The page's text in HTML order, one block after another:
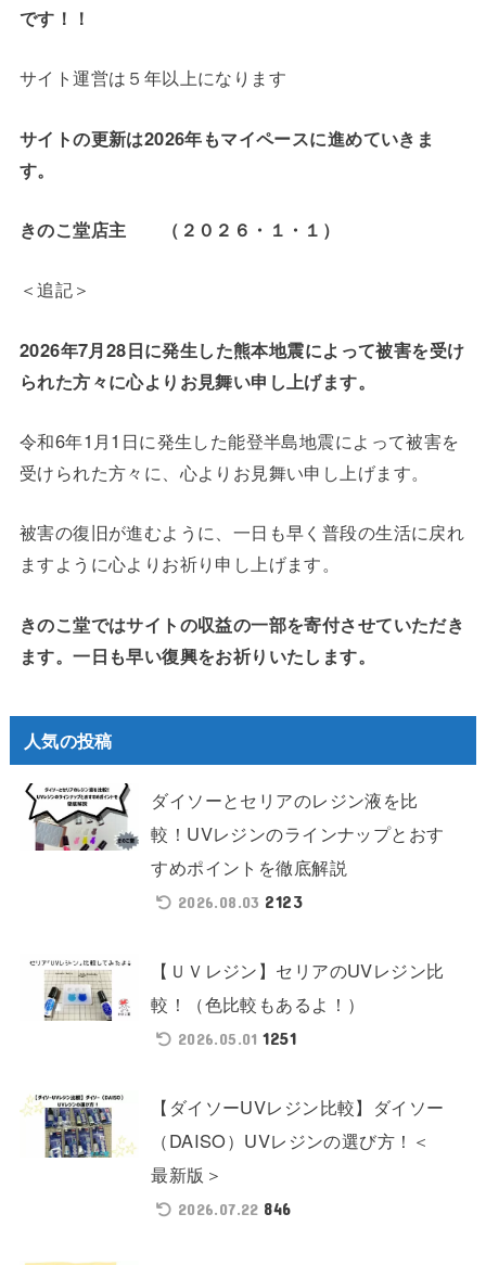
です！！
サイト運営は５年以上になります
サイトの更新は2026年もマイペースに進めていきま
す。
きのこ堂店主 （２０２６・１・１）
＜追記＞
2026年7月28日に発生した熊本地震によって被害を受け
られた方々に心よりお見舞い申し上げます。
令和6年1月1日に発生した能登半島地震によって被害を
受けられた方々に、心よりお見舞い申し上げます。
被害の復旧が進むように、一日も早く普段の生活に戻れ
ますように心よりお祈り申し上げます。
きのこ堂ではサイトの収益の一部を寄付させていただき
ます。一日も早い復興をお祈りいたします。
人気の投稿
ダイソーとセリアのレジン液を比
較！UVレジンのラインナップとおす
すめポイントを徹底解説
2026.08.03 2123
【ＵＶレジン】セリアのUVレジン比
較！（色比較もあるよ！）
2026.05.01 1251
【ダイソーUVレジン比較】ダイソー
（DAISO）UVレジンの選び方！＜
最新版＞
2026.07.22 846